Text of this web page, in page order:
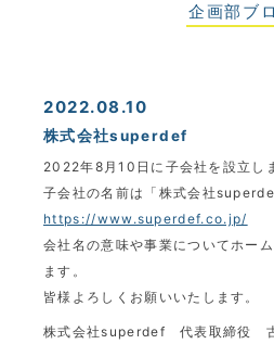
企画部ブ
2022.08.10
株式会社superdef
2022年8月10日に子会社を設立し
子会社の名前は「株式会社
https://www.superdef.co.jp/
会社名の意味や事業についてホー
ます。
皆様よろしくお願いいたします。
株式会社superdef 代表取締役